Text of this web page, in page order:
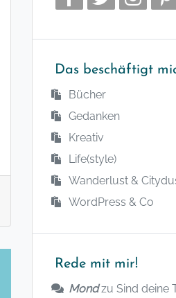
Das beschäftigt
Bücher
Gedanken
Kreativ
Life(style)
Wanderlust &
WordPress & Co
Rede mit mir!
Mondzu Sind deine